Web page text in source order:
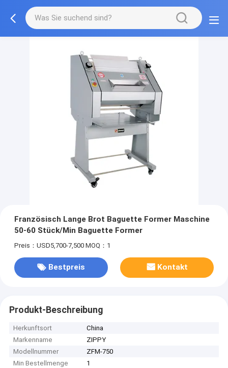
Französisch Lange Brot Baguette Former Maschine
50-60 Stück/Min Baguette Former
Preis：USD5,700-7,500 MOQ：1
Bestpreis Kontakt
Produkt-Beschreibung
Herkunftsort
China
Markenname
ZIPPY
Modellnummer
ZFM-750
Min Bestellmenge
1